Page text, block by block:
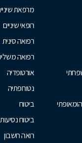
מרפאת
רופאי שיניים
רפואה סינית
רפואה
אורטופדיה
נטורופתיה
ביטוח
ביטוח
רואה חשבון